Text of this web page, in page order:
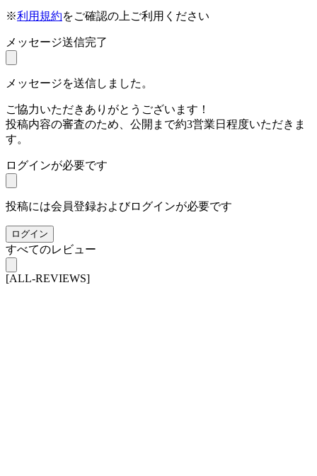
※利用規約をご確認の上ご利用ください
メッセージ送信完了
メッセージを送信しました。
ご協力いただきありがとうございます！
投稿内容の審査のため、公開まで約3営業日程度いただきま
す。
ログインが必要です
投稿には会員登録およびログインが必要です
ログイン
すべてのレビュー
[ALL-REVIEWS]